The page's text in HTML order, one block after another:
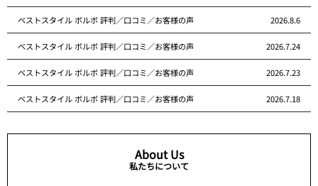
ベストスタイル ボルボ 評判／口コミ／お客様の声 2026.8.6
ベストスタイル ボルボ 評判／口コミ／お客様の声 2026.7.24
ベストスタイル ボルボ 評判／口コミ／お客様の声 2026.7.23
ベストスタイル ボルボ 評判／口コミ／お客様の声 2026.7.18
About Us
私たちについて